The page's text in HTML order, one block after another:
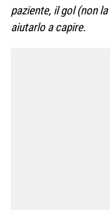
paziente, il gol (non
aiutarlo a capire.